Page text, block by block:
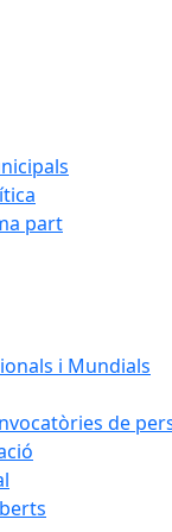
part
i Mundials
de